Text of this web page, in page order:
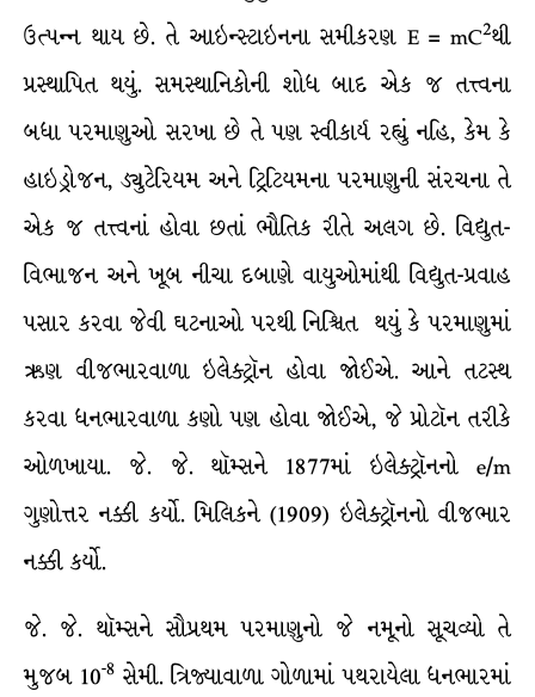
ઉત્પન્ન થાય છે. તે આઇન્સ્ટાઇનના સમીકરણ E = mC2થી
પ્રસ્થાપિત થયું. સમસ્થાનિકોની શોધ બાદ એક જ તત્ત્વના
બધા પરમાણુઓ સરખા છે તે પણ સ્વીકાર્ય રહ્યું નહિ, કેમ કે
હાઇડ્રોજન, ડ્યુટેરિયમ અને ટ્રિટિયમના પરમાણુની સંરચના તે
એક જ તત્ત્વનાં હોવા છતાં ભૌતિક રીતે અલગ છે. વિદ્યુત-
વિભાજન અને ખૂબ નીચા દબાણે વાયુઓમાંથી વિદ્યુત-પ્રવાહ
પસાર કરવા જેવી ઘટનાઓ પરથી નિશ્ચિત થયું કે પરમાણુમાં
ઋણ વીજભારવાળા ઇલેક્ટ્રૉન હોવા જોઈએ. આને તટસ્થ
કરવા ધનભારવાળા કણો પણ હોવા જોઈએ, જે પ્રોટૉન તરીકે
ઓળખાયા. જે. જે. થૉમ્સને 1877માં ઇલેક્ટ્રૉનનો e/m
ગુણોત્તર નક્કી કર્યો. મિલિકને (1909) ઇલેક્ટ્રૉનનો વીજભાર
નક્કી કર્યો.
જે. જે. થૉમ્સને સૌપ્રથમ પરમાણુનો જે નમૂનો સૂચવ્યો તે
મુજબ 10-8 સેમી. ત્રિજ્યાવાળા ગોળામાં પથરાયેલા ધનભારમાં